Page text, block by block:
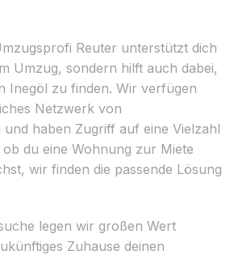
Reuter unterstützt dich
Umzug, sondern hilft auch dabei,
Inegöl zu finden. Wir verfügen
Netzwerk von
und haben Zugriff auf eine Vielzahl
du eine Wohnung zur Miete
wir finden die passende Lösung
legen wir großen Wert
Zuhause deinen